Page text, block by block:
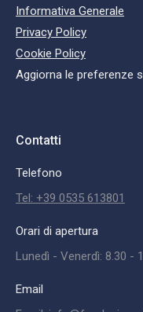
Informativa Generale
Privacy Policy
Cookie Policy
Aggiorna le preferenze
Contatti
Telefono
Tel: +39 0535 613801
Orari di apertura
Lunedì - Venerdì: 8.30 -
Email